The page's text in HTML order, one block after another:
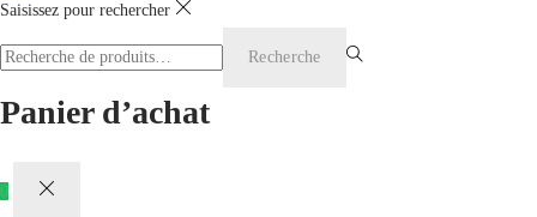
Saisissez pour rechercher
Rechercher
pour :>
Recherche
Panier d’achat
0